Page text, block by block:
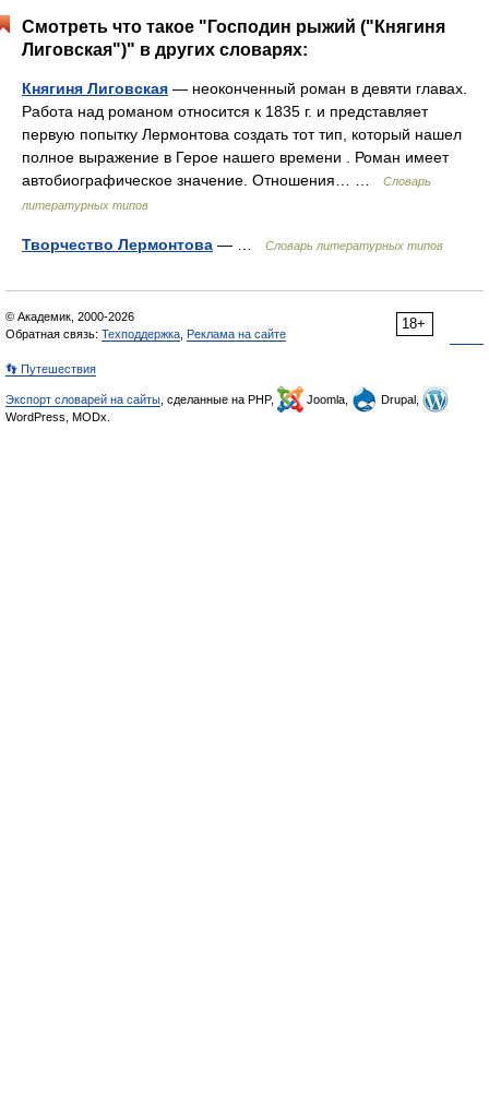
Смотреть что такое "Господин рыжий ("Княгиня
Лиговская")" в других словарях:
Княгиня Лиговская — неоконченный роман в девяти главах.
Работа над романом относится к 1835 г. и представляет
первую попытку Лермонтова создать тот тип, который нашел
полное выражение в Герое нашего времени . Роман имеет
автобиографическое значение. Отношения… …
Словарь
литературных типов
Творчество Лермонтова — … Словарь литературных типов
18+
© Академик, 2000-2026
Обратная связь: Техподдержка Реклама на сайте
👣 Путешествия
Экспорт словарей на сайты , сделанные на PHP, Joomla,
Drupal,
WordPress, MODx.